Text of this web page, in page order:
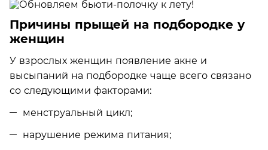
Причины прыщей на подбородке у
женщин
У взрослых женщин появление акне и
высыпаний на подбородке чаще всего связано
со следующими факторами:
менструальный цикл;
нарушение режима питания;